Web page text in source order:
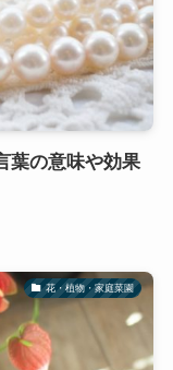
葉の意味や効果
花・植物・家庭菜園